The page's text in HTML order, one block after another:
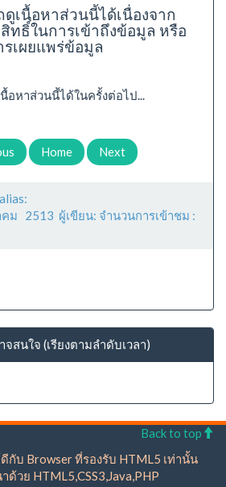
เนื้อหาส่วนนี้ได้เนื่องจาก
ทธิ์ในการเข้าถึงข้อมูล หรือ
รเผยแพร่ข้อมูล
อหาส่วนนี้ได้ในครั้งต่อไป...
Home Next
ม 2513 ผู้เขียน: จำนวนการเข้าชม :
สนใจ (เรียงตามลำดับเวลา)
Back to top
กับ Browser ที่รองรับ HTML5 เท่านั้น
วย HTML5,CSS3,Java,PHP